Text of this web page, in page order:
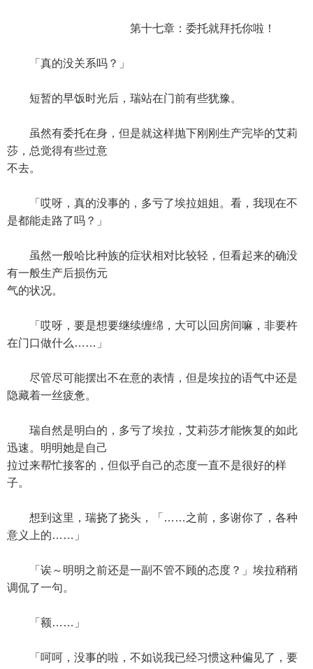
第十七章：委托就拜托你啦！
「真的没关系吗？」
短暂的早饭时光后，瑞站在门前有些犹豫。
虽然有委托在身，但是就这样抛下刚刚生产完毕的艾莉
莎，总觉得有些过意
不去。
「哎呀，真的没事的，多亏了埃拉姐姐。看，我现在不
是都能走路了吗？」
虽然一般哈比种族的症状相对比较轻，但看起来的确没
有一般生产后损伤元
气的状况。
「哎呀，要是想要继续缠绵，大可以回房间嘛，非要杵
在门口做什么……」
尽管尽可能摆出不在意的表情，但是埃拉的语气中还是
隐藏着一丝疲惫。
瑞自然是明白的，多亏了埃拉，艾莉莎才能恢复的如此
迅速。明明她是自己
拉过来帮忙接客的，但似乎自己的态度一直不是很好的样
子。
想到这里，瑞挠了挠头，「……之前，多谢你了，各种
意义上的……」
「诶～明明之前还是一副不管不顾的态度？」埃拉稍稍
调侃了一句。
「额……」
「呵呵，没事的啦，不如说我已经习惯这种偏见了，要